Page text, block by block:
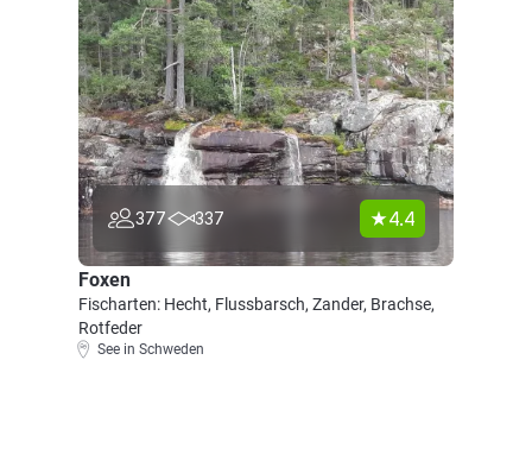
377 337 4.4
Foxen
Fischarten: Hecht, Flussbarsch, Zander, Brachse,
Rotfeder
See in Schweden